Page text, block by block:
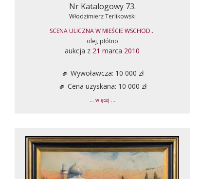
Nr Katalogowy 73.
Włodzimierz Terlikowski
SCENA ULICZNA W MIEŚCIE WSCHOD...
olej, płótno
aukcja z 21 marca 2010
Wywoławcza: 10 000 zł
Cena uzyskana: 10 000 zł
... więcej ...